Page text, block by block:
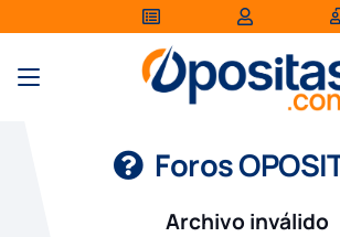
Foros
Archivo inválido